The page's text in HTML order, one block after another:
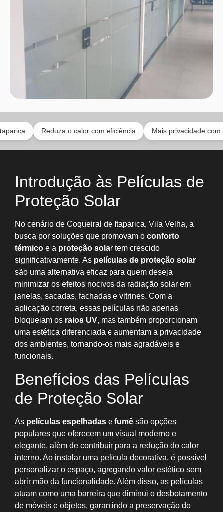
Reduza o calor com eficiência Mais privacidade com estilo
Introdução às Películas de
Proteção Solar
No cenário de Coqueiral de Itaparica, Vila Velha, a
busca por soluções que promovam o conforto
térmico e a proteção solar tem crescido
significativamente. As películas de proteção solar
são uma alternativa eficaz para quem deseja
minimizar os efeitos nocivos da radiação solar em
janelas, sacadas, fachadas e vitrines. Com a
aplicação correta, essas películas não apenas
bloqueiam os raios UV, mas também proporcionam
uma estética diferenciada e aumentam a privacidade
dos ambientes, tornando-os mais agradáveis e
funcionais.
Benefícios das Películas
de Proteção Solar
As películas espelhadas e fumê são opções
populares que oferecem um visual moderno e
elegante, além de contribuir para a redução do calor
interno. Ao instalar uma película decorativa, é possível
personalizar o espaço, agregando valor estético sem
abrir mão da funcionalidade. Além disso, as películas
atuam como uma barreira que diminui o desbotamento
de móveis e objetos, garantindo a preservação do